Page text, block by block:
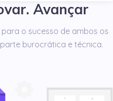
Avançar
o sucesso de ambos os
burocrática e técnica.